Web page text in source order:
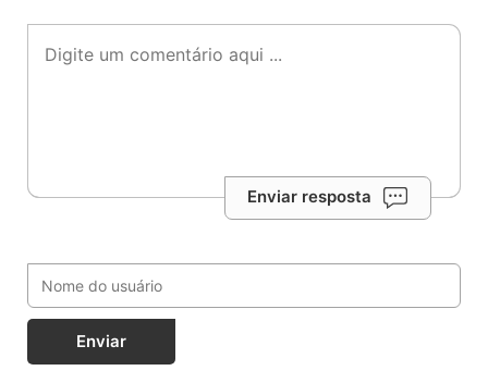
Enviar resposta
Enviar